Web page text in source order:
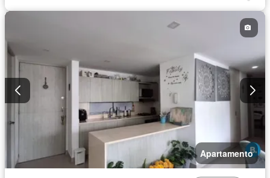
Apartamento